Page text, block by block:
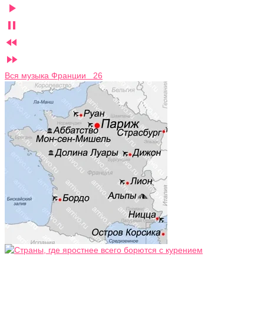




Вся музыка Франции 26